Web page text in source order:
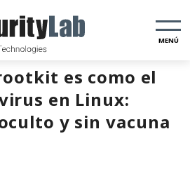
MENÚ
es como el
en Linux:
y sin vacuna